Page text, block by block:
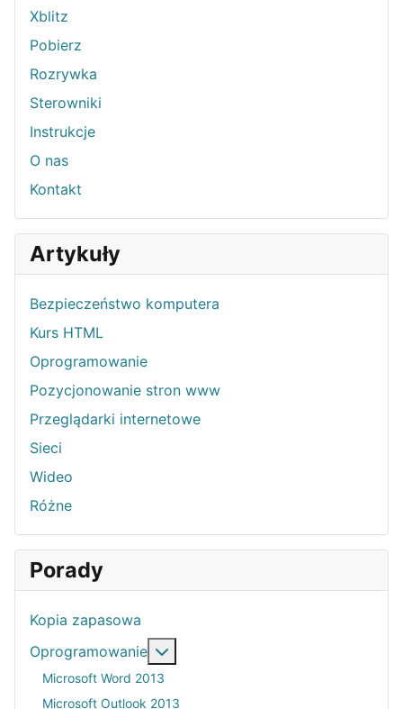
Xblitz
Pobierz
Rozrywka
Sterowniki
Instrukcje
O nas
Kontakt
Artykuły
Bezpieczeństwo komputera
Kurs HTML
Oprogramowanie
Pozycjonowanie stron www
Przeglądarki internetowe
Sieci
Wideo
Różne
Porady
Kopia zapasowa
Oprogramowanie
Microsoft Word 2013
Microsoft Outlook 2013